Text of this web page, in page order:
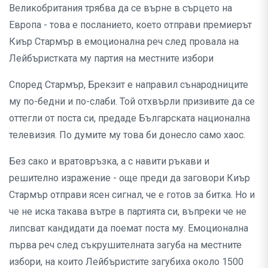
Великобритания трябва да се върне в сърцето на
Европа - това е посланието, което отправи премиерът
Киър Стармър в емоционална реч след провала на
Лейбъристката му партия на местните избори
Според Стармър, Брекзит е направил сънародниците
му по-бедни и по-слаби. Той отхвърли призивите да се
оттегли от поста си, предаде Българската национална
телевизия. По думите му това би донесло само хаос.
Без сако и вратовръзка, а с навити ръкави и
решително изражение - още преди да заговори Киър
Стармър отправи ясен сигнал, че е готов за битка. Но и
че не иска такава вътре в партията си, въпреки че не
липсват кандидати да поемат поста му. Емоционална
първа реч след съкрушителната загуба на местните
избори, на които Лейбъристите загубиха около 1500